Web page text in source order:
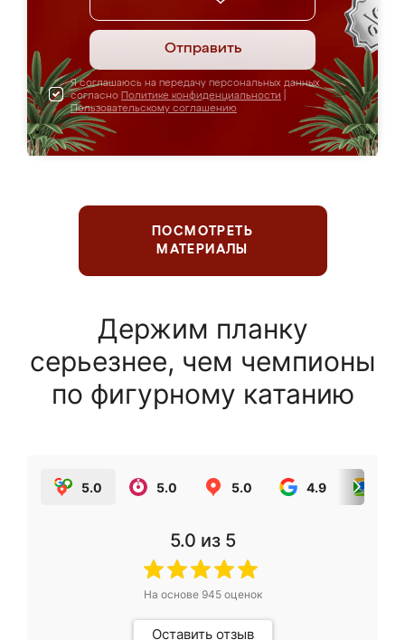
Отправить
Я соглашаюсь на передачу персональных данных
согласно Политике конфиденциальности
Пользовательскому соглашению
ПОСМОТРЕТЬ
МАТЕРИАЛЫ
Держим планку
серьезнее, чем чемпионы
по фигурному катанию
5.0 5.0 5.0 4.9
5.0 из 5
На основе 945оценок
Оставить отзыв